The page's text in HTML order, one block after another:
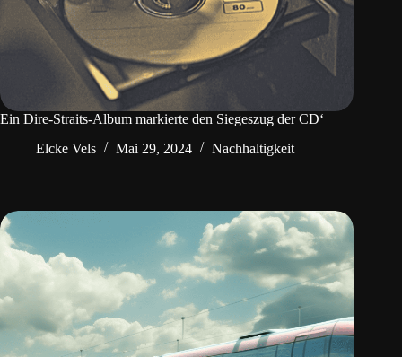
Ein Dire-Straits-Album markierte den Siegeszug der CD‘
Elcke Vels
Mai 29, 2024 Nachhaltigkeit